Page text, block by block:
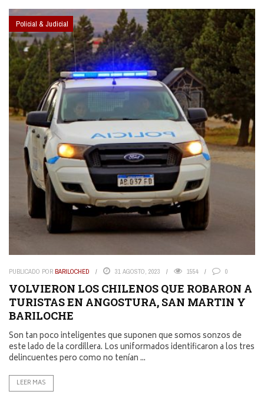
Policial & Judicial
PUBLICADO POR BARILOCHED 31 AGOSTO, 2023 1554 0
VOLVIERON LOS CHILENOS QUE ROBARON A
TURISTAS EN ANGOSTURA, SAN MARTIN Y
BARILOCHE
Son tan poco inteligentes que suponen que somos sonzos de
este lado de la cordillera. Los uniformados identificaron a los tres
delincuentes pero como no tenían ...
LEER MAS